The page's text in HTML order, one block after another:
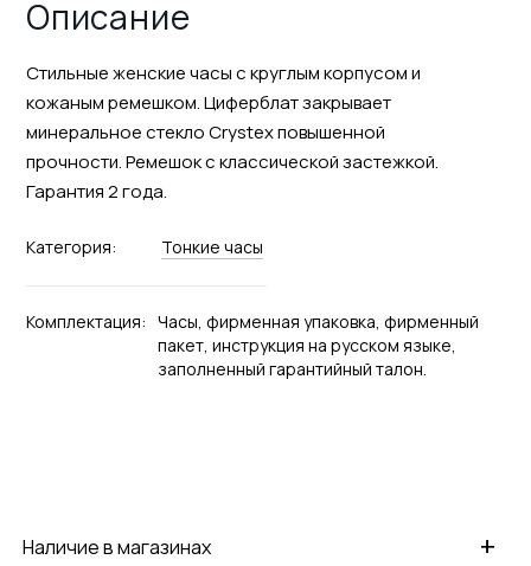
Описание
Стильные женские часы с круглым корпусом и
кожаным ремешком. Циферблат закрывает
минеральное стекло Crystex повышенной
прочности. Ремешок с классической застежкой.
Гарантия 2 года.
Категория: Тонкие часы
Комплектация: Часы, фирменная упаковка, фирменный
пакет, инструкция на русском языке,
заполненный гарантийный талон.
+
Наличие в магазинах